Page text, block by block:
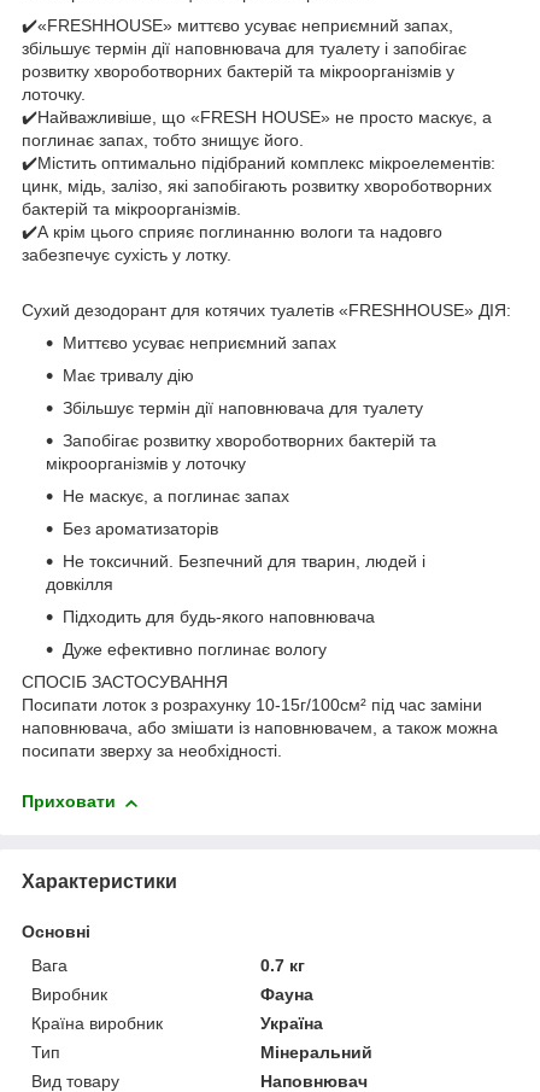
✔️«FRESHHOUSE» миттєво усуває неприємний запах,
збільшує термін дії наповнювача для туалету і запобігає
розвитку хвороботворних бактерій та мікроорганізмів у
лоточку.
✔️Найважливіше, що «FRESH HOUSE» не просто маскує, а
поглинає запах, тобто знищує його.
✔️Містить оптимально підібраний комплекс мікроелементів:
цинк, мідь, залізо, які запобігають розвитку хвороботворних
бактерій та мікроорганізмів.
✔️А крім цього сприяє поглинанню вологи та надовго
забезпечує сухість у лотку.
Сухий дезодорант для котячих туалетів «FRESHHOUSE» ДІЯ:
Миттєво усуває неприємний запах
Має тривалу дію
Збільшує термін дії наповнювача для туалету
Запобігає розвитку хвороботворних бактерій та
мікроорганізмів у лоточку
Не маскує, а поглинає запах
Без ароматизаторів
Не токсичний. Безпечний для тварин, людей і
довкілля
Підходить для будь-якого наповнювача
Дуже ефективно поглинає вологу
СПОСІБ ЗАСТОСУВАННЯ
Посипати лоток з розрахунку 10-15г/100см² під час заміни
наповнювача, або змішати із наповнювачем, а також можна
посипати зверху за необхідності.
Приховати
Характеристики
Основні
Вага
0.7 кг
Виробник
Фауна
Країна виробник
Україна
Тип
Мінеральний
Вид товару
Наповнювач